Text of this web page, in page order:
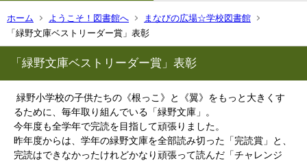
ホーム ようこそ！図書館へ
まなびの広場☆学校図書館
「緑野文庫ベストリーダー賞」表彰
「緑野文庫ベストリーダー賞」表彰
緑野小学校の子供たちの《根っこ》と《翼》をもっと大きくす
るために、毎年取り組んでいる「緑野文庫」。
今年度も全学年で完読を目指して頑張りました。
昨年度からは、学年の緑野文庫を全部読み切った「完読賞」と、
完読はできなかったけれどかなり頑張って読んだ「チャレンジ